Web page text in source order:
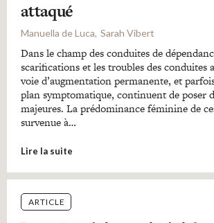
attaqué
Manuella de Luca Sarah Vibert
Dans le champ des conduites de
scarifications et les troubles des conduites
voie d’augmentation permanente, et
plan symptomatique, continuent de poser
majeures. La prédominance féminine de
survenue à…
Lire la suite
ARTICLE